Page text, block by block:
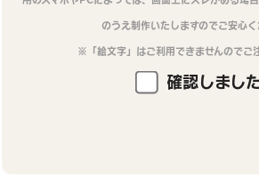
のうえ制作いたしますのでご安心く
※「絵文字」はご利用できませんのでご
確認しまし